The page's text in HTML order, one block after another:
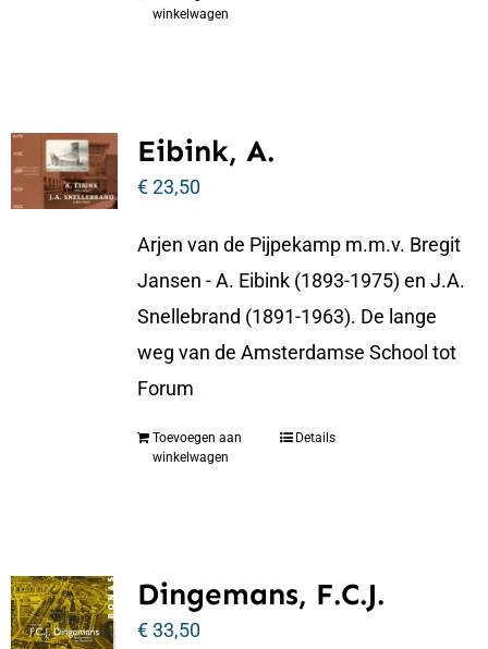
winkelwagen
Eibink, A.
€23,50
Arjen van de Pijpekamp m.m.v. Bregit
Jansen - A. Eibink (1893-1975) en J.A.
Snellebrand (1891-1963). De lange
weg van de Amsterdamse School tot
Forum
Toevoegen aan
winkelwagen
Details
Dingemans, F.C.J.
€33,50